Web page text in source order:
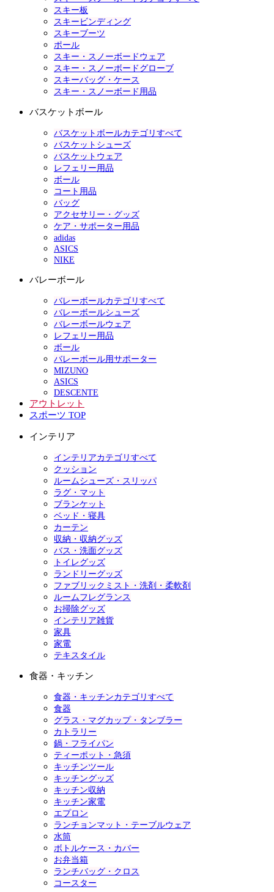
スキー板
スキービンディング
スキーブーツ
ポール
スキー・スノーボードウェア
スキー・スノーボードグローブ
スキーバッグ・ケース
スキー・スノーボード用品
バスケットボール
バスケットボールカテゴリすべて
バスケットシューズ
バスケットウェア
レフェリー用品
ボール
コート用品
バッグ
アクセサリー・グッズ
ケア・サポーター用品
adidas
ASICS
NIKE
バレーボール
バレーボールカテゴリすべて
バレーボールシューズ
バレーボールウェア
レフェリー用品
ボール
バレーボール用サポーター
MIZUNO
ASICS
DESCENTE
アウトレット
スポーツ TOP
インテリア
インテリアカテゴリすべて
クッション
ルームシューズ・スリッパ
ラグ・マット
ブランケット
ベッド・寝具
カーテン
収納・収納グッズ
バス・洗面グッズ
トイレグッズ
ランドリーグッズ
ファブリックミスト・洗剤・柔軟剤
ルームフレグランス
お掃除グッズ
インテリア雑貨
家具
家電
テキスタイル
食器・キッチン
食器・キッチンカテゴリすべて
食器
グラス・マグカップ・タンブラー
カトラリー
鍋・フライパン
ティーポット・急須
キッチンツール
キッチングッズ
キッチン収納
キッチン家電
エプロン
ランチョンマット・テーブルウェア
水筒
ボトルケース・カバー
お弁当箱
ランチバッグ・クロス
コースター